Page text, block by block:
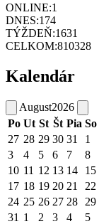
ONLINE:1
DNES:174
TÝŽDEŇ:1631
CELKOM:810328
Kalendár
August2026
Po Ut St Št Pia So
27 28 29 30 31 1
3
4 5 6 7 8
10 11 12 13 14 15
17 18 19 20 21 22
24 25 26 27 28 29
31 1 2 3 4 5